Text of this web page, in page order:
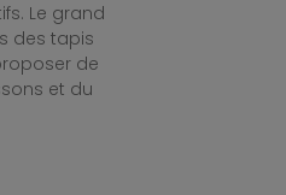
Le grand
des tapis
de
et du